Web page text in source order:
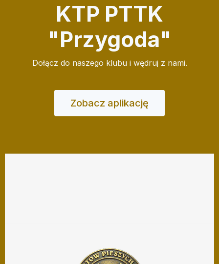
KTP PTTK
"Przygoda"
Dołącz do naszego klubu i wędruj z nami.
Zobacz aplikację